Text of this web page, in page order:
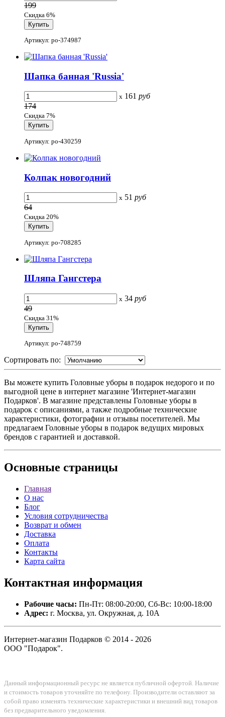
199
Скидка 6%
Артикул: po-374987
Шапка банная 'Russia'
x 161 руб
174
Скидка 7%
Артикул: po-430259
Колпак новогодний
x 51 руб
64
Скидка 20%
Артикул: po-708285
Шляпа Гангстера
x 34 руб
49
Скидка 31%
Артикул: po-748759
Сортировать по:
Вы можете купить Головные уборы в подарок недорого и по
выгодной цене в интернет магазине 'Интернет-магазин
Подарков'. В магазине представлены Головные уборы в
подарок с описаниями, а также подробные технические
характеристики, фотографии и отзывы посетителей. Мы
предлагаем Головные уборы в подарок ведущих мировых
брендов с гарантией и доставкой.
Основные страницы
Главная
О нас
Блог
Условия сотрудничества
Возврат и обмен
Доставка
Оплата
Контакты
Карта сайта
Контактная информация
Рабочие часы: Пн-Пт: 08:00-20:00, Сб-Вс: 10:00-18:00
Адрес: г. Москва, ул. Окружная, д. 10А
Интернет-магазин Подарков © 2014 - 2026
ООО "Подарок".
Данный информационный ресурс не является публичной офертой. Наличие
и стоимость товаров уточняйте по телефону. Производители оставляют за
собой право изменять технические характеристики и внешний вид товаров
без предварительного уведомления.